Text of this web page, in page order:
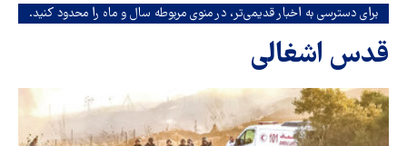
برای دسترسی به اخبار قدیمی‌تر، در منوی مربوطه سال و ماه را محدود کنید.
قدس اشغالی